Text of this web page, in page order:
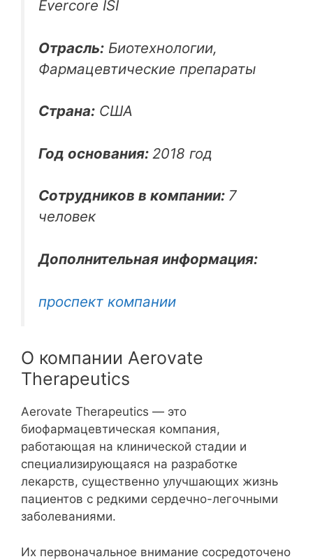
Evercore ISI
Отрасль: Биотехнологии,
Фармацевтические препараты
Страна: США
Год основания: 2018 год
Сотрудников в компании: 7
человек
Дополнительная информация:
проспект компании
О компании Aerovate
Therapeutics
Aerovate Therapeutics — это
биофармацевтическая компания,
работающая на клинической стадии и
специализирующаяся на разработке
лекарств, существенно улучшающих жизнь
пациентов с редкими сердечно-легочными
заболеваниями.
Их первоначальное внимание сосредоточено